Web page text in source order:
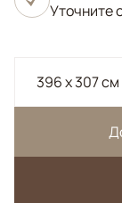
Уточните
396 x 307 см